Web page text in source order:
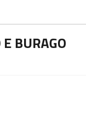
BURAGO